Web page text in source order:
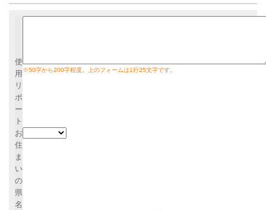
使
用
リ
ポ
ー
ト
※50字から200字程度。上のフォームは1行25文字です。
お
住
ま
い
の
県
名